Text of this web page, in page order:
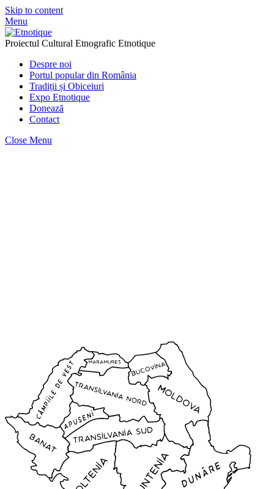
Skip to content
Menu
Proiectul Cultural Etnografic Etnotique
Despre noi
Portul popular din România
Tradiții și Obiceiuri
Expo Etnotique
Donează
Contact
Close Menu